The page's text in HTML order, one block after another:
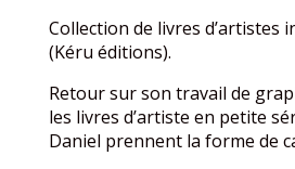
Collection de livres d’artistes
(Kéru éditions).
Retour sur son travail de
les livres d’artiste en petite
Daniel prennent la forme de